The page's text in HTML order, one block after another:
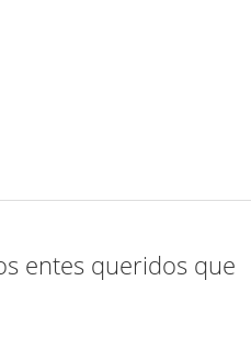
entes queridos que